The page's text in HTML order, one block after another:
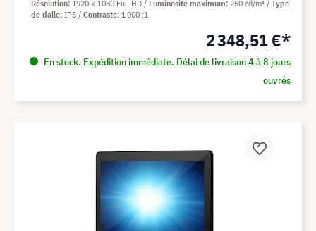
2 348,51 €*
En stock. Expédition immédiate. Délai de livraison 4 à 8 jours
ouvrés
Résolution 1920 x 1080 Full HD Luminosité maximum 250 cd/m²
Type
de dalle IPS Contraste 1 000 :1